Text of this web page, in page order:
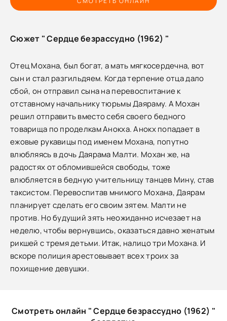
Сюжет " Сердце безрассудно (1962) "
Отец Мохана, был богат, а мать мягкосердечна, вот
сын и стал разгильдяем. Когда терпение отца дало
сбой, он отправил сына на перевоспитание к
отставному начальнику тюрьмы Даяраму. А Мохан
решил отправить вместо себя своего бедного
товарища по проделкам Анокха. Анокх попадает в
ежовые рукавицы под именем Мохана, попутно
влюбляясь в дочь Даярама Малти. Мохан же, на
радостях от обломившейся свободы, тоже
влюбляется в бедную учительницу танцев Мину, став
таксистом. Перевоспитав мнимого Мохана, Даярам
планирует сделать его своим зятем. Малти не
против. Но будущий зять неожиданно исчезает на
неделю, чтобы вернувшись, оказаться давно женатым
рикшей с тремя детьми. Итак, налицо три Мохана. И
вскоре полиция арестовывает всех троих за
похищение девушки.
Смотреть онлайн " Сердце безрассудно (1962) "